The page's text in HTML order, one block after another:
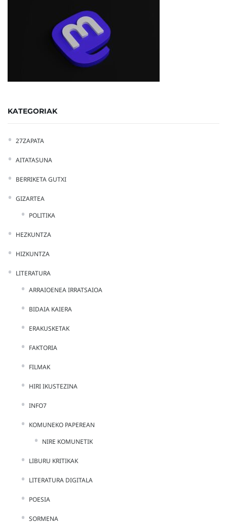
KATEGORIAK
27ZAPATA
AITATASUNA
BERRIKETA GUTXI
GIZARTEA
POLITIKA
HEZKUNTZA
HIZKUNTZA
LITERATURA
ARRAIOENEA IRRATSAIOA
BIDAIA KAIERA
ERAKUSKETAK
FAKTORIA
FILMAK
HIRI IKUSTEZINA
INFO7
KOMUNEKO PAPEREAN
NIRE KOMUNETIK
LIBURU KRITIKAK
LITERATURA DIGITALA
POESIA
SORMENA